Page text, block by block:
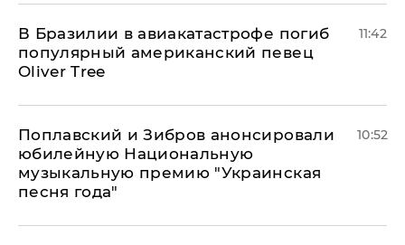
В Бразилии в авиакатастрофе погиб
популярный американский певец
Oliver Tree
11:42
Поплавский и Зибров анонсировали
юбилейную Национальную
музыкальную премию "Украинская
песня года"
10:52